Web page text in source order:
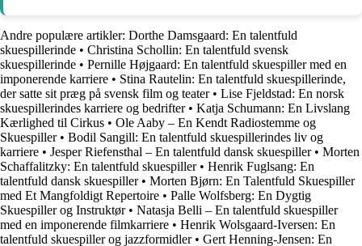
Andre populære artikler: Dorthe Damsgaard: En talentfuld
skuespillerinde • Christina Schollin: En talentfuld svensk
skuespillerinde • Pernille Højgaard: En talentfuld skuespiller med en
imponerende karriere • Stina Rautelin: En talentfuld skuespillerinde,
der satte sit præg på svensk film og teater• Lise Fjeldstad: En norsk
skuespillerindes karriere og bedrifter• Katja Schumann: En Livslang
Kærlighed til Cirkus • Ole Aaby – En Kendt Radiostemme og
Skuespiller• Bodil Sangill: En talentfuld skuespillerindes liv og
karriere • Jesper Riefensthal – En talentfuld dansk skuespiller• Morten
Schaffalitzky: En talentfuld skuespiller• Henrik Fuglsang: En
talentfuld dansk skuespiller• Morten Bjørn: En Talentfuld Skuespiller
med Et Mangfoldigt Repertoire • Palle Wolfsberg: En Dygtig
Skuespiller og Instruktør• Natasja Belli – En talentfuld skuespiller
med en imponerende filmkarriere • Henrik Wolsgaard-Iversen: En
talentfuld skuespiller og jazzformidler• Gert Henning-Jensen: En